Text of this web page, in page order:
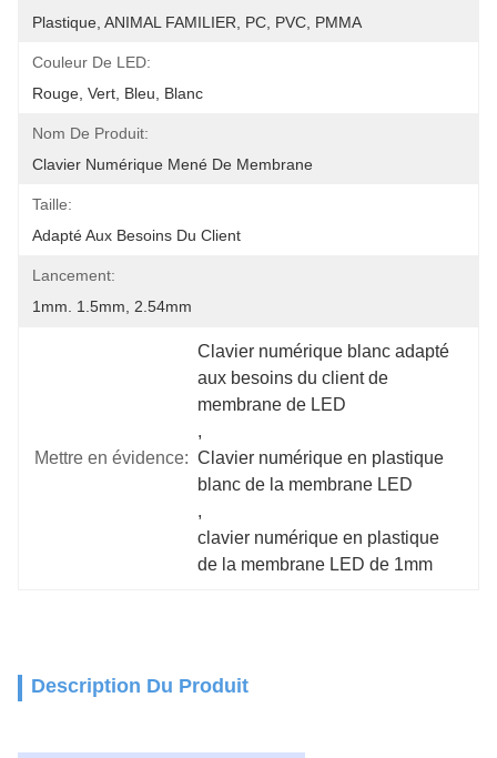
Plastique, ANIMAL FAMILIER, PC, PVC, PMMA
Couleur De LED:
Rouge, Vert, Bleu, Blanc
Nom De Produit:
Clavier Numérique Mené De Membrane
Taille:
Adapté Aux Besoins Du Client
Lancement:
1mm. 1.5mm, 2.54mm
Mettre en évidence:
Clavier numérique blanc adapté
aux besoins du client de
membrane de LED
,
Clavier numérique en plastique
blanc de la membrane LED
,
clavier numérique en plastique
de la membrane LED de 1mm
Description Du Produit